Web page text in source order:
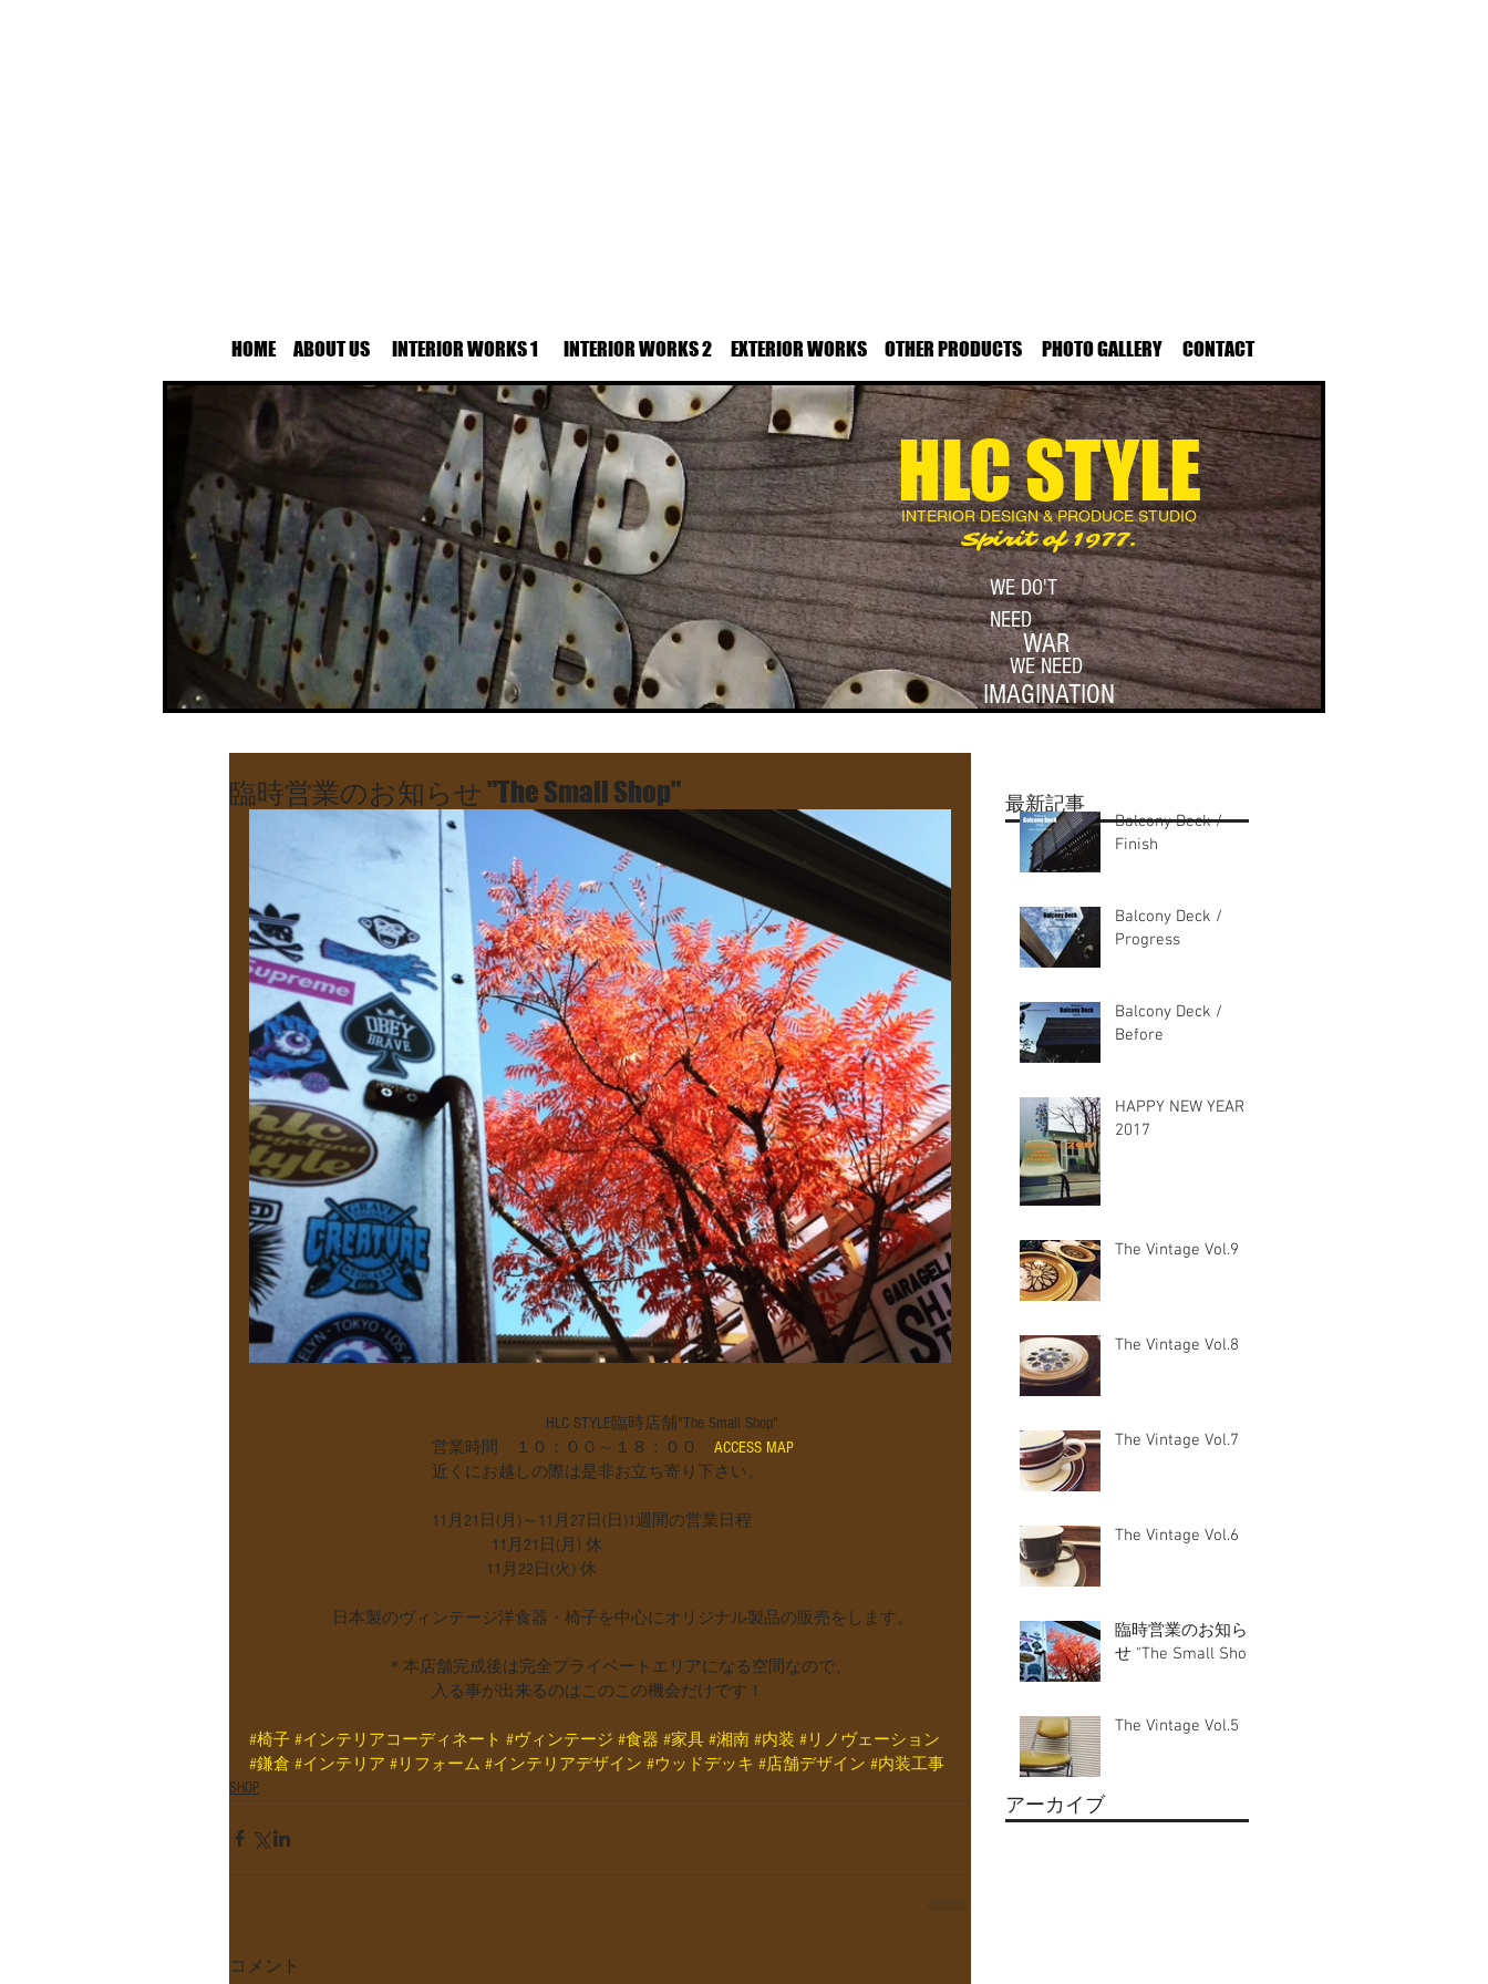
HOME ABOUT US INTERIOR WORKS 1 INTERIOR WORKS 2 EXTERIOR WORKS OTHER PRODUCTS PHOTO GALLERY CONTACT
INTERIOR DESIGN & PRODUCE STUDIO
Spirit of 1977.
HLC STYLE
WE DO'T
NEED
WE NEED
WAR
IMAGINATION
臨時営業のお知らせ "The Small Shop"
                                                   　　　　 HLC STYLE臨時店舗"The Small Shop"
営業時間　１０：００～１８：００
ACCESS MAP
近くにお越しの際は是非お立ち寄り下さい。
11月21日(月)～11月27日(日)1週間の営業日程
11月21日(月) 休
11月22日(火) 休
日本製のヴィンテージ洋食器・椅子を中心にオリジナル製品の販売をします。
＊本店舗完成後は完全プライベートエリアになる空間なので、
入る事が出来るのはこのこの機会だけです！
#椅子 #インテリアコーディネート #ヴィンテージ #食器 #家具 #湘南 #内装 #リノヴェーション
#鎌倉 #インテリア #リフォーム #インテリアデザイン #ウッドデッキ #店舗デザイン #内装工事
SHOP
コメント
最新記事
Balcony Deck /
Finish
Balcony Deck /
Progress
Balcony Deck /
Before
HAPPY NEW YEAR
2017
The Vintage Vol.9
The Vintage Vol.8
The Vintage Vol.7
The Vintage Vol.6
臨時営業のお知ら
せ "The Small Shop"
The Vintage Vol.5
アーカイブ